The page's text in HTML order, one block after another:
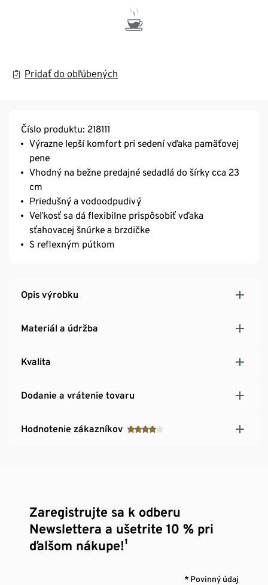
Pridať do obľúbených
Číslo produktu: 218111
Výrazne lepší komfort pri sedení vďaka pamäťovej
pene
Vhodný na bežne predajné sedadlá do šírky cca 23
cm
Priedušný a vodoodpudivý
Veľkosť sa dá flexibilne prispôsobiť vďaka
sťahovacej šnúrke a brzdičke
S reflexným pútkom
Opis výrobku
Materiál a údržba
Kvalita
Dodanie a vrátenie tovaru
Hodnotenie zákazníkov
Zaregistrujte sa k odberu
Newslettera a ušetrite 10 % pri
ďalšom nákupe!¹
* Povinný údaj